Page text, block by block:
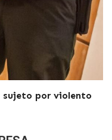
sujeto por violento